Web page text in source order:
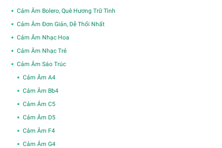
Cảm Âm Bolero, Quê Hương Trữ Tình
Cảm Âm Đơn Giản, Dễ Thổi Nhất
Cảm Âm Nhạc Hoa
Cảm Âm Nhạc Trẻ
Cảm Âm Sáo Trúc
Cảm Âm A4
Cảm Âm Bb4
Cảm Âm C5
Cảm Âm D5
Cảm Âm F4
Cảm Âm G4